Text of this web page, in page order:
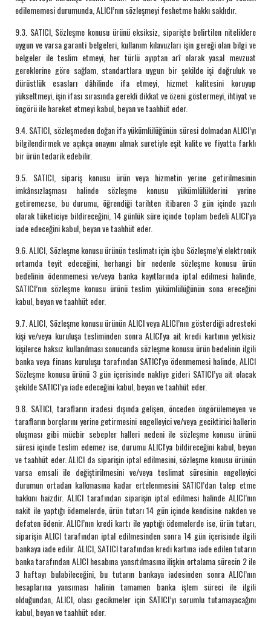
edilememesi durumunda, ALICI’nın sözleşmeyi feshetme hakkı saklıdır.
9.3. SATICI, Sözleşme konusu ürünü eksiksiz, siparişte belirtilen niteliklere
uygun ve varsa garanti belgeleri, kullanım kılavuzları işin gereği olan bilgi ve
belgeler ile teslim etmeyi, her türlü ayıptan arî olarak yasal mevzuat
gereklerine göre sağlam, standartlara uygun bir şekilde işi doğruluk ve
dürüstlük esasları dâhilinde ifa etmeyi, hizmet kalitesini koruyup
yükseltmeyi, işin ifası sırasında gerekli dikkat ve özeni göstermeyi, ihtiyat ve
öngörü ile hareket etmeyi kabul, beyan ve taahhüt eder.
9.4. SATICI, sözleşmeden doğan ifa yükümlülüğünün süresi dolmadan ALICI’yı
bilgilendirmek ve açıkça onayını almak suretiyle eşit kalite ve fiyatta farklı
bir ürün tedarik edebilir.
9.5. SATICI, sipariş konusu ürün veya hizmetin yerine getirilmesinin
imkânsızlaşması halinde sözleşme konusu yükümlülüklerini yerine
getiremezse, bu durumu, öğrendiği tarihten itibaren 3 gün içinde yazılı
olarak tüketiciye bildireceğini, 14 günlük süre içinde toplam bedeli ALICI’ya
iade edeceğini kabul, beyan ve taahhüt eder.
9.6. ALICI, Sözleşme konusu ürünün teslimatı için işbu Sözleşme’yi elektronik
ortamda teyit edeceğini, herhangi bir nedenle sözleşme konusu ürün
bedelinin ödenmemesi ve/veya banka kayıtlarında iptal edilmesi halinde,
SATICI’nın sözleşme konusu ürünü teslim yükümlülüğünün sona ereceğini
kabul, beyan ve taahhüt eder.
9.7. ALICI, Sözleşme konusu ürünün ALICI veya ALICI’nın gösterdiği adresteki
kişi ve/veya kuruluşa tesliminden sonra ALICI'ya ait kredi kartının yetkisiz
kişilerce haksız kullanılması sonucunda sözleşme konusu ürün bedelinin ilgili
banka veya finans kuruluşu tarafından SATICI'ya ödenmemesi halinde, ALICI
Sözleşme konusu ürünü 3 gün içerisinde nakliye gideri SATICI’ya ait olacak
şekilde SATICI’ya iade edeceğini kabul, beyan ve taahhüt eder.
9.8. SATICI, tarafların iradesi dışında gelişen, önceden öngörülemeyen ve
tarafların borçlarını yerine getirmesini engelleyici ve/veya geciktirici hallerin
oluşması gibi mücbir sebepler halleri nedeni ile sözleşme konusu ürünü
süresi içinde teslim edemez ise, durumu ALICI'ya bildireceğini kabul, beyan
ve taahhüt eder. ALICI da siparişin iptal edilmesini, sözleşme konusu ürünün
varsa emsali ile değiştirilmesini ve/veya teslimat süresinin engelleyici
durumun ortadan kalkmasına kadar ertelenmesini SATICI’dan talep etme
hakkını haizdir. ALICI tarafından siparişin iptal edilmesi halinde ALICI’nın
nakit ile yaptığı ödemelerde, ürün tutarı 14 gün içinde kendisine nakden ve
defaten ödenir. ALICI’nın kredi kartı ile yaptığı ödemelerde ise, ürün tutarı,
siparişin ALICI tarafından iptal edilmesinden sonra 14 gün içerisinde ilgili
bankaya iade edilir. ALICI, SATICI tarafından kredi kartına iade edilen tutarın
banka tarafından ALICI hesabına yansıtılmasına ilişkin ortalama sürecin 2 ile
3 haftayı bulabileceğini, bu tutarın bankaya iadesinden sonra ALICI’nın
hesaplarına yansıması halinin tamamen banka işlem süreci ile ilgili
olduğundan, ALICI, olası gecikmeler için SATICI’yı sorumlu tutamayacağını
kabul, beyan ve taahhüt eder.